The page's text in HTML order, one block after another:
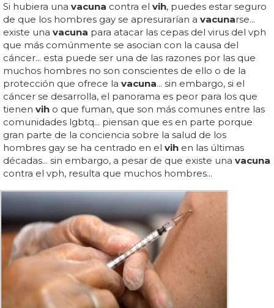
Si hubiera una vacuna contra el vih, puedes estar seguro
de que los hombres gay se apresurarían a vacunarse...
existe una vacuna para atacar las cepas del virus del vph
que más comúnmente se asocian con la causa del
cáncer... esta puede ser una de las razones por las que
muchos hombres no son conscientes de ello o de la
protección que ofrece la vacuna... sin embargo, si el
cáncer se desarrolla, el panorama es peor para los que
tienen vih o que fuman, que son más comunes entre las
comunidades lgbtq... piensan que es en parte porque
gran parte de la conciencia sobre la salud de los
hombres gay se ha centrado en el vih en las últimas
décadas... sin embargo, a pesar de que existe una vacuna
contra el vph, resulta que muchos hombres...